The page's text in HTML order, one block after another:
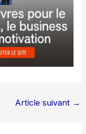
Article suivant →